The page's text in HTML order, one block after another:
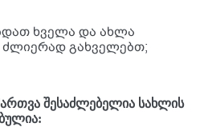
ხველა და ახლა
გახველებთ;
შესაძლებელია სახლის